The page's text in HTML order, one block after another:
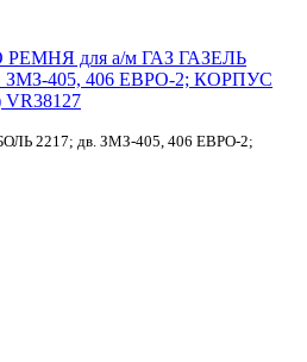
для а/м ГАЗ ГАЗЕЛЬ
ЗМЗ-405, 406 ЕВРО-2; КОРПУС
2217; дв. ЗМЗ-405, 406 ЕВРО-2;